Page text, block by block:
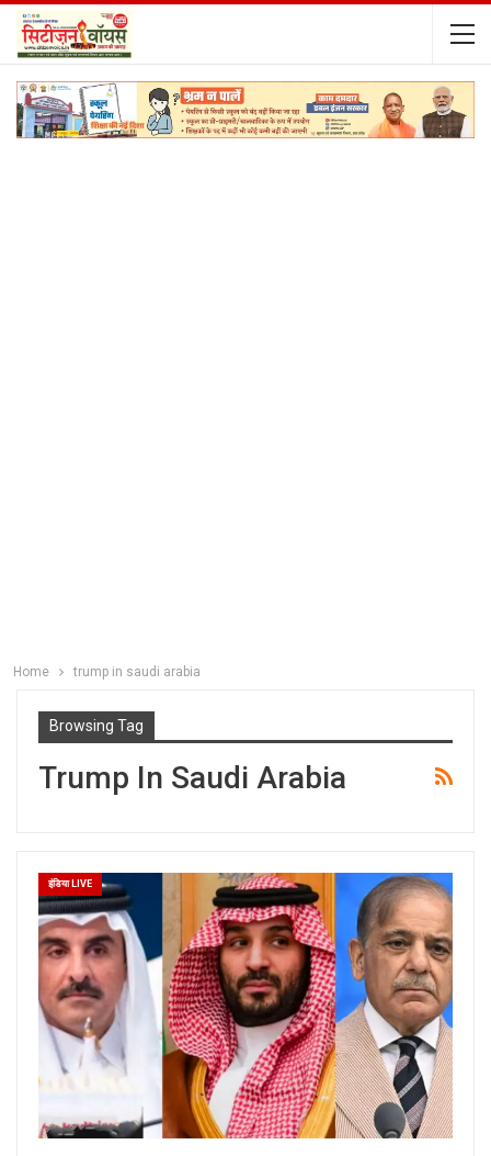
Home trump in saudi arabia
Browsing Tag
Trump In Saudi Arabia
इंडिया LIVE